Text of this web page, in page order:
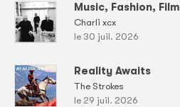
Music, Fashion, Film
Charli xcx
le 30 juil. 2026
Reality Awaits
The Strokes
le 29 juil. 2026